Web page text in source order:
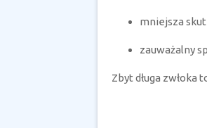
mniejsza
zauważalny
Zbyt długa